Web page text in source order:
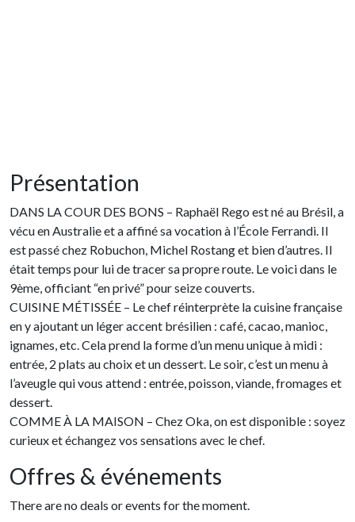
Présentation
DANS LA COUR DES BONS – Raphaël Rego est né au Brésil, a
vécu en Australie et a affiné sa vocation à l’École Ferrandi. Il
est passé chez Robuchon, Michel Rostang et bien d’autres. Il
était temps pour lui de tracer sa propre route. Le voici dans le
9ème, officiant “en privé” pour seize couverts.
CUISINE MÉTISSÉE – Le chef réinterprète la cuisine française
en y ajoutant un léger accent brésilien : café, cacao, manioc,
ignames, etc. Cela prend la forme d’un menu unique à midi :
entrée, 2 plats au choix et un dessert. Le soir, c’est un menu à
l’aveugle qui vous attend : entrée, poisson, viande, fromages et
dessert.
COMME À LA MAISON – Chez Oka, on est disponible : soyez
curieux et échangez vos sensations avec le chef.
Offres & événements
There are no deals or events for the moment.